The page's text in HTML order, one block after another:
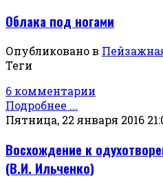
Облака под ногами
Опубликовано в
Теги
6 комментарии
Подробнее ...
Пятница, 22 января 2016
Восхождение к
(В.И. Ильченко)